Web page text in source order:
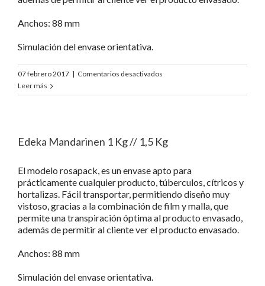
Anchos: 88 mm
Simulación del envase orientativa.
07 febrero 2017 | Comentarios desactivados
Saft
Leer más
Edeka Mandarinen 1 Kg // 1,5 Kg
El modelo rosapack, es un envase apto para
prácticamente cualquier producto, túberculos, cítricos y
hortalizas. Fácil transportar, permitiendo diseño muy
vistoso, gracias a la combinación de film y malla, que
permite una transpiración óptima al producto envasado,
además de permitir al cliente ver el producto envasado.
Anchos: 88 mm
Simulación del envase orientativa.